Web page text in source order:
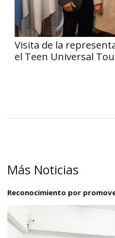
Visita de la
el Teen Universal
Más Noticias
Reconocimiento por